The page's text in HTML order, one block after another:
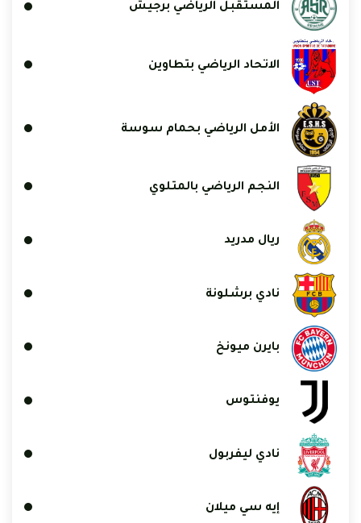
المستقبل الرياضي برجيش
الاتحاد الرياضي بتطاوين
الأمل الرياضي بحمام سوسة
النجم الرياضي بالمتلوي
ريال مدريد
نادي برشلونة
بايرن ميونخ
يوفنتوس
نادي ليفربول
إيه سي ميلان